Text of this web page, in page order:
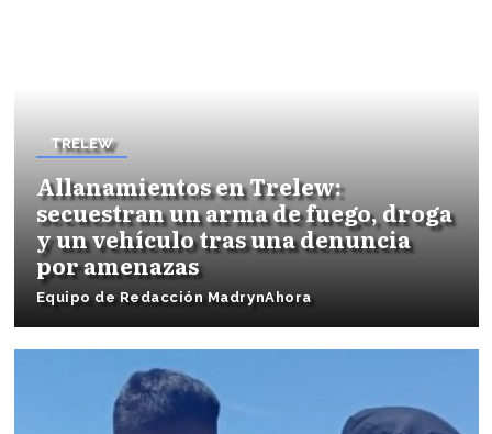
TRELEW
Allanamientos en Trelew:
secuestran un arma de fuego, droga
y un vehículo tras una denuncia
por amenazas
Equipo de Redacción MadrynAhora